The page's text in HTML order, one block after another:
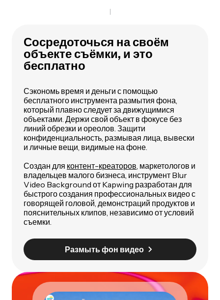
Сосредоточься на своём
объекте съёмки, и это
бесплатно
Сэкономь время и деньги с помощью
бесплатного инструмента размытия фона,
который плавно следует за движущимися
объектами. Держи свой объект в фокусе без
линий обрезки и ореолов. Защити
конфиденциальность, размывая лица, вывески
и личные вещи, видимые на фоне.
Создан для контент-креаторов, маркетологов и
владельцев малого бизнеса, инструмент Blur
Video Background от Kapwing разработан для
быстрого создания профессиональных видео с
говорящей головой, демонстраций продуктов и
пояснительных клипов, независимо от условий
съемки.
Размыть фон видео